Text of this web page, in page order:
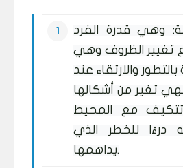
وهي قدرة الفرد
تغيير الظروف وهي
والارتقاء عند
فهي تغير من أشكالها
تتكيف مع المحيط
درءًا للخطر الذي
يداهمها.